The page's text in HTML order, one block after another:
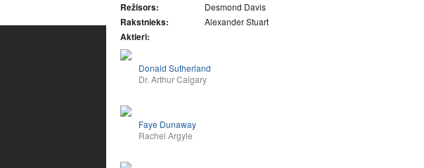
Režisors: Desmond Davis
Rakstnieks: Alexander Stuart
Aktieri:
Donald Sutherland
Dr. Arthur Calgary
Faye Dunaway
Rachel Argyle